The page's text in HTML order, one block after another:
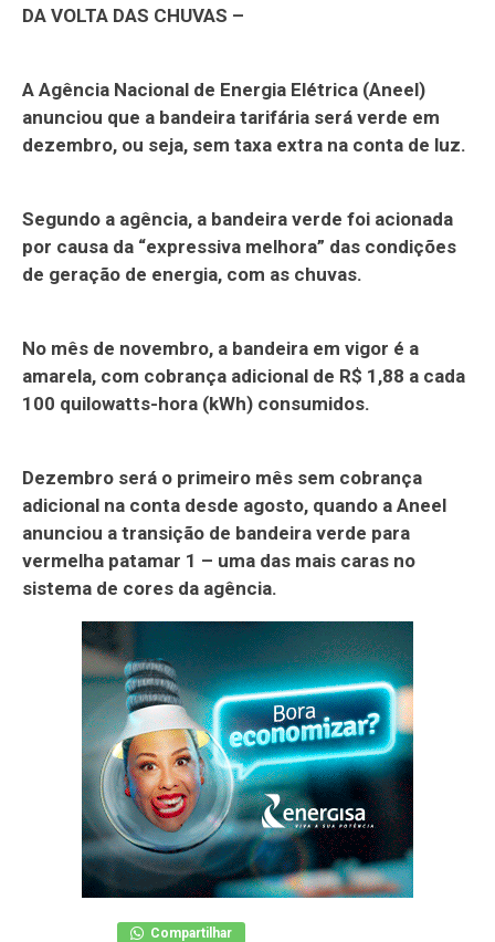
DA VOLTA DAS CHUVAS –
A Agência Nacional de Energia Elétrica (Aneel)
anunciou que a bandeira tarifária será verde em
dezembro, ou seja, sem taxa extra na conta de luz.
Segundo a agência, a bandeira verde foi acionada
por causa da “expressiva melhora” das condições
de geração de energia, com as chuvas.
No mês de novembro, a bandeira em vigor é a
amarela, com cobrança adicional de R$ 1,88 a cada
100 quilowatts-hora (kWh) consumidos.
Dezembro será o primeiro mês sem cobrança
adicional na conta desde agosto, quando a Aneel
anunciou a transição de bandeira verde para
vermelha patamar 1 – uma das mais caras no
sistema de cores da agência.
Compartilhar